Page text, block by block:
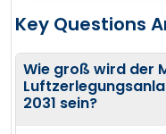
Key Questions
Wie groß wird der
2031 sein?